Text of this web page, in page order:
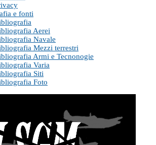
e fonti
Aerei
Navale
Mezzi terrestri
Armi e Tecnonogie
Varia
Siti
Foto